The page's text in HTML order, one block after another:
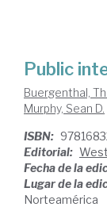
Public
Buergenthal,
Murphy, Sean D.
ISBN:
Editorial:
Fecha de la
Lugar de la
Norteamérica